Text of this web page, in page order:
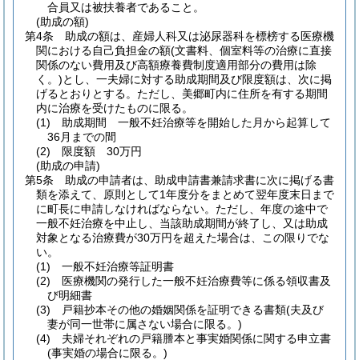
合員又は被扶養者であること。
(助成の額)
第4条
助成の額は、産婦人科又は泌尿器科を標榜する医療機
関における自己負担金の額(文書料、個室料等の治療に直接
関係のない費用及び高額療養費制度適用部分の費用は除
く。)とし、一夫婦に対する助成期間及び限度額は、次に掲
げるとおりとする。 ただし、美郷町内に住所を有する期間
内に治療を受けたものに限る。
(1)
助成期間 一般不妊治療等を開始した月から起算して
36月までの間
(2)
限度額 30万円
(助成の申請)
第5条
助成の申請者は、助成申請書兼請求書に次に掲げる書
類を添えて、原則として1年度分をまとめて翌年度末日まで
に町長に申請しなければならない。 ただし、年度の途中で
一般不妊治療を中止し、当該助成期間が終了し、又は助成
対象となる治療費が30万円を超えた場合は、この限りでな
い。
(1)
一般不妊治療等証明書
(2)
医療機関の発行した一般不妊治療費等に係る領収書及
び明細書
(3)
戸籍抄本その他の婚姻関係を証明できる書類(夫及び
妻が同一世帯に属さない場合に限る。)
(4)
夫婦それぞれの戸籍謄本と事実婚関係に関する申立書
(事実婚の場合に限る。)